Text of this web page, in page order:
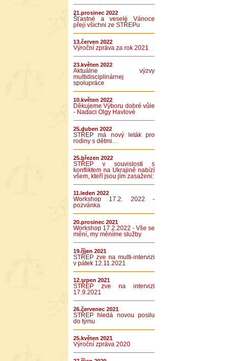
21.prosinec 2022
Šťastné a veselé Vánoce
přejí všichni ze STŘEPu
13.červen 2022
Výroční zpráva za rok 2021
23.květen 2022
Aktuálne výzvy
multidisciplinárnej
spolupráce
10.květen 2022
Děkujeme Výboru dobré vůle
- Nadaci Olgy Havlové
25.duben 2022
STŘEP má nový leták pro
rodiny s dětmi…
25.březen 2022
STŘEP v souvislosti s
konfliktem na Ukrajině nabízí
všem, kteří jsou jím zasaženi:
11.leden 2022
Workshop 17.2. 2022 -
pozvánka
20.prosinec 2021
Workshop 17.2.2022 - Vše se
mění, my měníme služby
19.říjen 2021
STŘEP zve na multi-intervizi
v pátek 12.11.2021
12.srpen 2021
STŘEP zve na intervizi
17.9.2021
26.červenec 2021
STŘEP hledá novou posilu
do týmu
25.květen 2021
Výroční zpráva 2020